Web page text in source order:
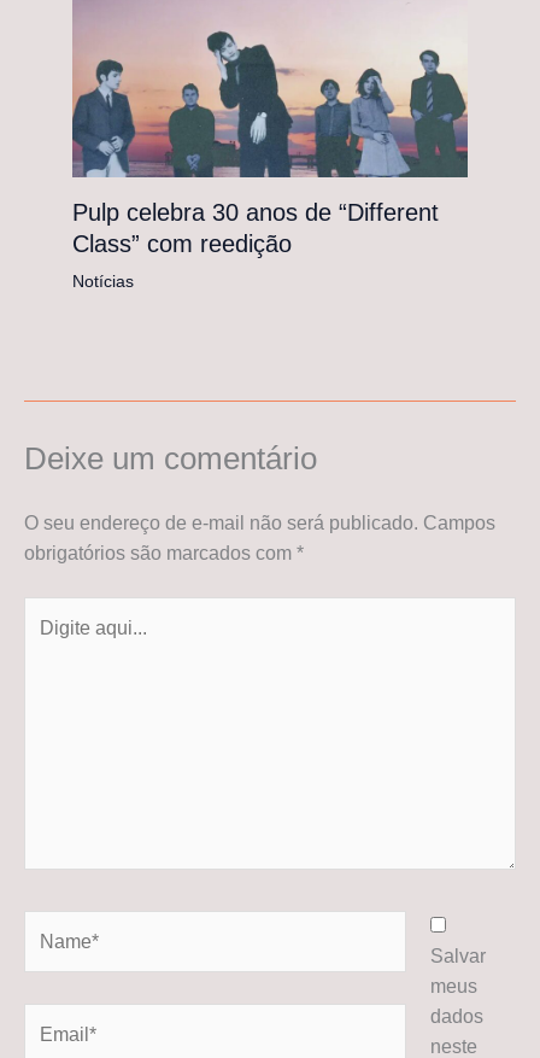
Pulp celebra 30 anos de “Different
Class” com reedição
Notícias
Deixe um comentário
O seu endereço de e-mail não será publicado. Campos
obrigatórios são marcados com *
aqui...
Salvar
meus
dados
neste